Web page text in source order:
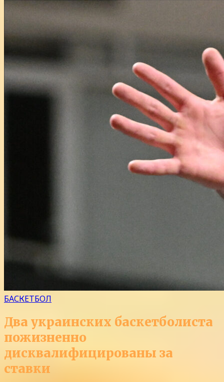
БАСКЕТБОЛ
Два украинских баскетболиста
пожизненно
дисквалифицированы за
ставки